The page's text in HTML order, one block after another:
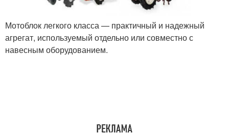
Мотоблок легкого класса — практичный и надежный
агрегат, используемый отдельно или совместно с
навесным оборудованием.